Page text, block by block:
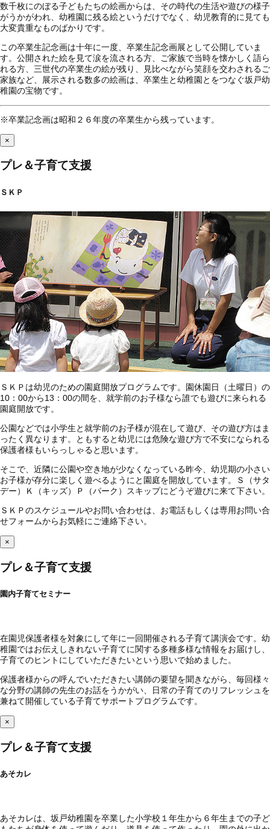
数千枚にのぼる子どもたちの絵画からは、その時代の生活や遊びの様子
がうかがわれ、幼稚園に残る絵というだけでなく、幼児教育的に見ても
大変貴重なものばかりです。
この卒業生記念画は十年に一度、卒業生記念画展として公開していま
す。公開された絵を見て涙を流される方、ご家族で当時を懐かしく語ら
れる方、三世代の卒業生の絵が残り、見比べながら笑顔を交わされるご
家族など、展示される数多の絵画は、卒業生と幼稚園とをつなぐ坂戸幼
稚園の宝物です。
※卒業記念画は昭和２６年度の卒業生から残っています。
×
プレ＆子育て支援
ＳＫＰ
ＳＫＰは幼児のための園庭開放プログラムです。園休園日（土曜日）の
10：00から13：00の間を、就学前のお子様なら誰でも遊びに来られる
園庭開放です。
公園などでは小学生と就学前のお子様が混在して遊び、その遊び方はま
ったく異なります。ともすると幼児には危険な遊び方で不安になられる
保護者様もいらっしゃると思います。
そこで、近隣に公園や空き地が少なくなっている昨今、幼児期の小さい
お子様が存分に楽しく遊べるようにと園庭を開放しています。Ｓ（サタ
デー）Ｋ（キッズ）Ｐ（パーク）スキップにどうぞ遊びに来て下さい。
ＳＫＰのスケジュールやお問い合わせは、お電話もしくは専用お問い合
せフォームからお気軽にご連絡下さい。
×
プレ＆子育て支援
園内子育てセミナー
在園児保護者様を対象にして年に一回開催される子育て講演会です。幼
稚園ではお伝えしきれない子育てに関する多種多様な情報をお届けし、
子育てのヒントにしていただきたいという思いで始めました。
保護者様からの呼んでいただきたい講師の要望を聞きながら、毎回様々
な分野の講師の先生のお話をうかがい、日常の子育てのリフレッシュを
兼ねて開催している子育てサポートプログラムです。
×
プレ＆子育て支援
あそカレ
あそカレは、坂戸幼稚園を卒業した小学校１年生から６年生までの子ど